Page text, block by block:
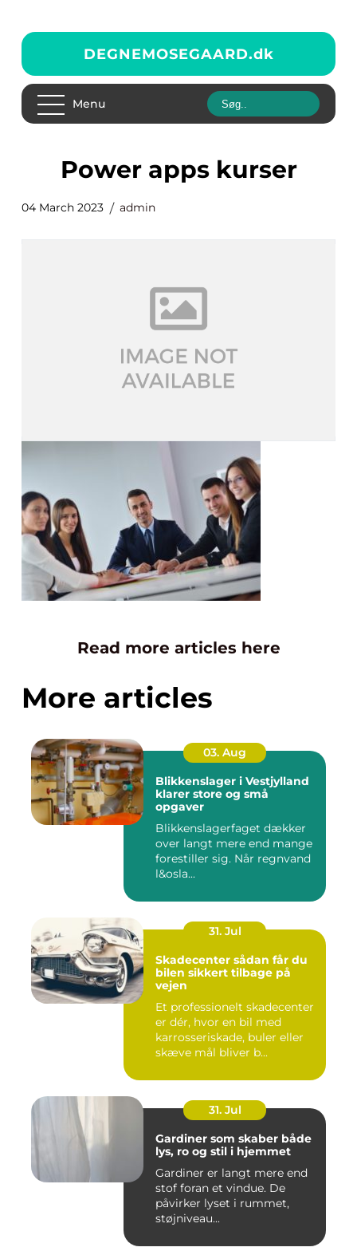
DEGNEMOSEGAARD.dk
Menu
power apps kurser
04 March 2023 admin
Read more articles here
More articles
03. Aug
Blikkenslager i Vestjylland
klarer store og små
opgaver
Blikkenslagerfaget dækker
over langt mere end mange
forestiller sig. Når regnvand
l&osla...
31. Jul
Skadecenter sådan får du
bilen sikkert tilbage på
vejen
Et professionelt skadecenter
er dér, hvor en bil med
karrosseriskade, buler eller
skæve mål bliver b...
31. Jul
Gardiner som skaber både
lys, ro og stil i hjemmet
Gardiner er langt mere end
stof foran et vindue. De
påvirker lyset i rummet,
støjniveau...